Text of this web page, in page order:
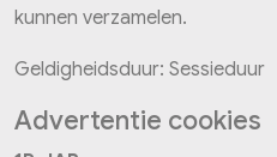
kunnen verzamelen.
Geldigheidsduur: Sessieduur
Advertentie cookies